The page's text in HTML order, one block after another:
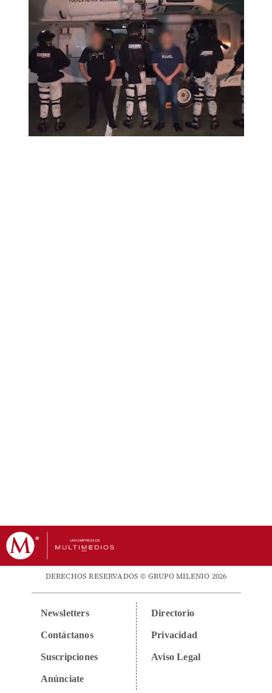
DERECHOS RESERVADOS © GRUPO MILENIO 2026
Newsletters
Contáctanos
Suscripciones
Anúnciate
Directorio
Privacidad
Aviso Legal